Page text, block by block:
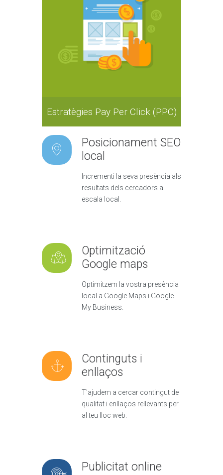
Estratègies Pay Per Click (PPC)
Posicionament SEO
local
Incrementi la seva presència als
resultats dels cercadors a
escala local.
Optimització
Google maps
Optimitzem la vostra presència
local a Google Maps i Google
My Business.
Continguts i
enllaços
T'ajudem a cercar contingut de
qualitat i enllaços rellevants per
al teu lloc web.
Publicitat online